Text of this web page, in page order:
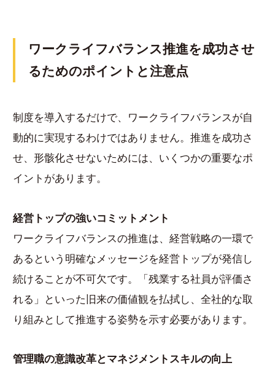
ワークライフバランス推進を成功させ
るためのポイントと注意点
制度を導入するだけで、ワークライフバランスが自
動的に実現するわけではありません。推進を成功さ
せ、形骸化させないためには、いくつかの重要なポ
イントがあります。
経営トップの強いコミットメント
ワークライフバランスの推進は、経営戦略の一環で
あるという明確なメッセージを経営トップが発信し
続けることが不可欠です。「残業する社員が評価さ
れる」といった旧来の価値観を払拭し、全社的な取
り組みとして推進する姿勢を示す必要があります。
管理職の意識改革とマネジメントスキルの向上